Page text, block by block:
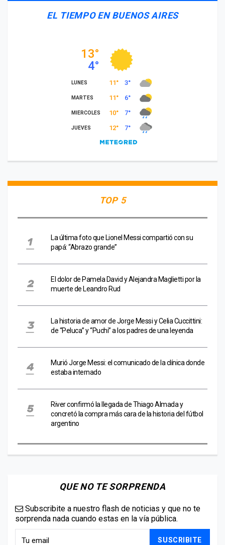
EL TIEMPO EN BUENOS AIRES
TOP 5
La última foto que Lionel Messi compartió con su
papá: “Abrazo grande”
El dolor de Pamela David y Alejandra Maglietti por la
muerte de Leandro Rud
La historia de amor de Jorge Messi y Celia Cuccittini:
de “Peluca” y “Puchi” a los padres de una leyenda
Murió Jorge Messi: el comunicado de la clínica donde
estaba internado
River confirmó la llegada de Thiago Almada y
concretó la compra más cara de la historia del fútbol
argentino
QUE NO TE SORPRENDA
Subscribite a nuestro flash de noticias y que no te
sorprenda nada cuando estas en la vía pública.
SUSCRIBITE